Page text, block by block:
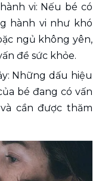
vi: Nếu bé có
hành vi như khó
ngủ không yên,
đề sức khỏe.
Những dấu hiệu
bé đang có vấn
cần được thăm